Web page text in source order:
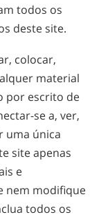
todos os
deste site.
colocar,
material
por escrito de
sea, ver,
uma única
site apenas
e
nem modifique
todos os